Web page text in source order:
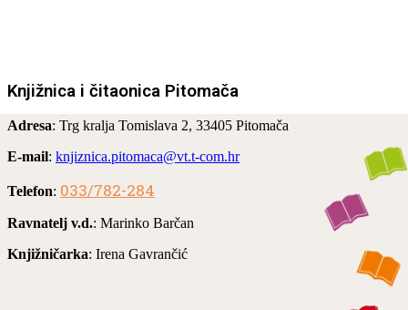
Knjižnica i čitaonica Pitomača
Adresa: Trg kralja Tomislava 2, 33405 Pitomača
E-mail: knjiznica.pitomaca@vt.t-com.hr
Telefon: 033/782-284
Ravnatelj v.d.: Marinko Barčan
Knjižničarka: Irena Gavrančić